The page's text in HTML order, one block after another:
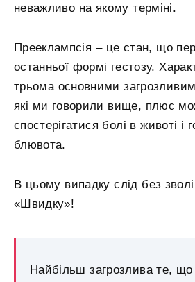
неважливо на якому терміні.
Прееклампсія – це стан, що
останньої формі гестозу.
трьома основними
які ми говорили вище, плюс
спостерігатися болі в животі і
блювота.
В цьому випадку слід без
«Швидку»!
Найбільш загрозлива те, що